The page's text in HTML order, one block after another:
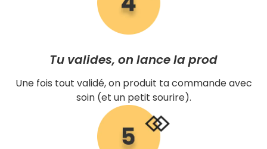
Tu valides, on lance la prod
Une fois tout validé, on produit ta commande avec
soin (et un petit sourire).